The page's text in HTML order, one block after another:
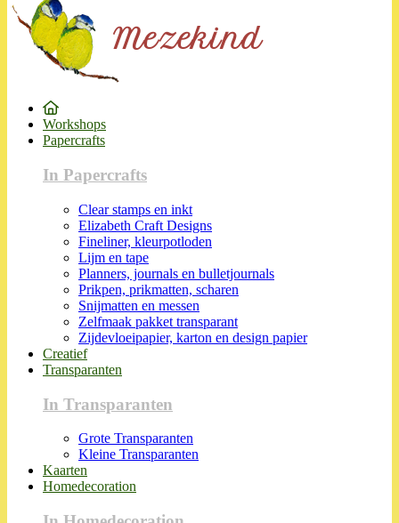
Workshops
Papercrafts
In Papercrafts
Clear stamps en inkt
Elizabeth Craft Designs
Fineliner, kleurpotloden
Lijm en tape
Planners, journals en bulletjournals
Prikpen, prikmatten, scharen
Snijmatten en messen
Zelfmaak pakket transparant
Zijdevloeipapier, karton en design papier
Creatief
Transparanten
In Transparanten
Grote Transparanten
Kleine Transparanten
Kaarten
Homedecoration